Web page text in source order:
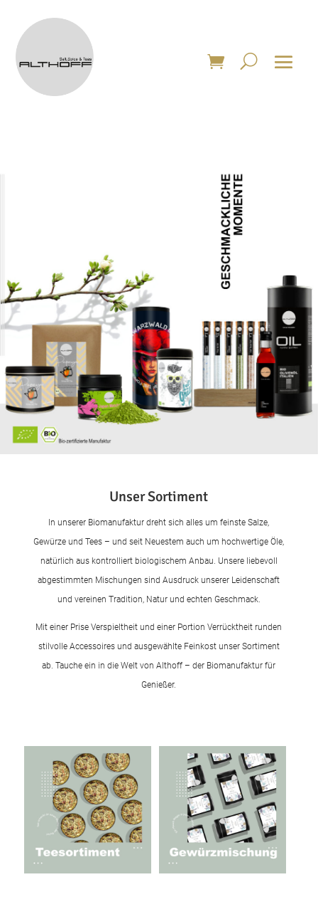
Unser Sortiment
In unserer Biomanufaktur dreht sich alles um feinste Salze,
Gewürze und Tees – und seit Neuestem auch um hochwertige Öle,
natürlich aus kontrolliert biologischem Anbau. Unsere liebevoll
abgestimmten Mischungen sind Ausdruck unserer Leidenschaft
und vereinen Tradition, Natur und echten Geschmack.
Mit einer Prise Verspieltheit und einer Portion Verrücktheit runden
stilvolle Accessoires und ausgewählte Feinkost unser Sortiment
ab. Tauche ein in die Welt von Althoff – der Biomanufaktur für
Genießer.